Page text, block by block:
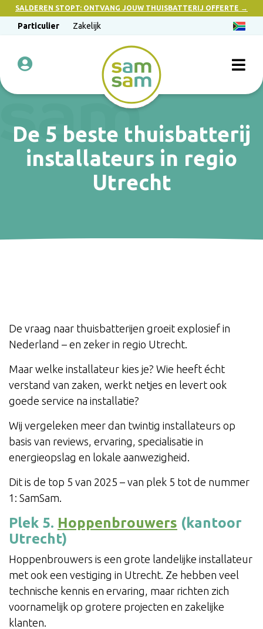
SALDEREN STOPT: ONTVANG JOUW THUISBATTERIJ OFFERTE →
Particulier Zakelijk
De 5 beste thuisbatterij
installateurs in regio
Utrecht
De vraag naar thuisbatterijen groeit explosief in
Nederland – en zeker in regio Utrecht.
Maar welke installateur kies je? Wie heeft écht
verstand van zaken, werkt netjes en levert ook
goede service na installatie?
Wij vergeleken meer dan twintig installateurs op
basis van reviews, ervaring, specialisatie in
energieopslag en lokale aanwezigheid.
Dit is de top 5 van 2025 – van plek 5 tot de nummer
1: SamSam.
Plek 5. Hoppenbrouwers (kantoor
Utrecht)
Hoppenbrouwers is een grote landelijke installateur
met ook een vestiging in Utrecht. Ze hebben veel
technische kennis en ervaring, maar richten zich
voornamelijk op grotere projecten en zakelijke
klanten.